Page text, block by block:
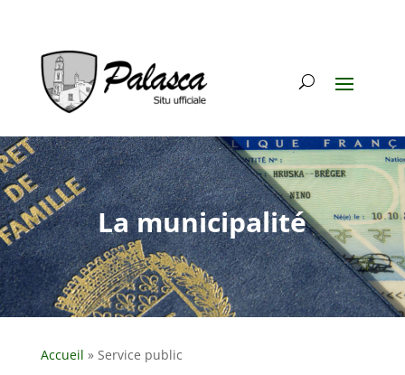
La municipalité
Accueil » Service public